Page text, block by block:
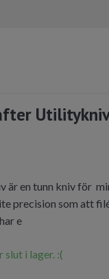
är en tunn kniv för
precision som att
e
i lager. :(